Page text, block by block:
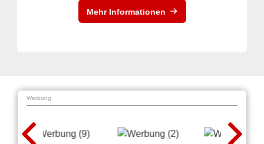
Mehr Informationen
Werbung